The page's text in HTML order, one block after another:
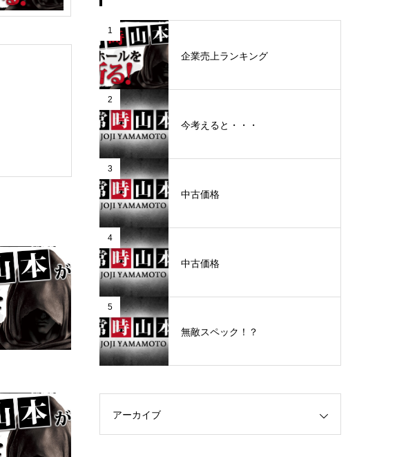
グランドクローズ
グランドクローズ
1
企業売上ランキング
2
今考えると・・・
3
中古価格
4
中古価格
5
無敵スペック！？
アーカイブ